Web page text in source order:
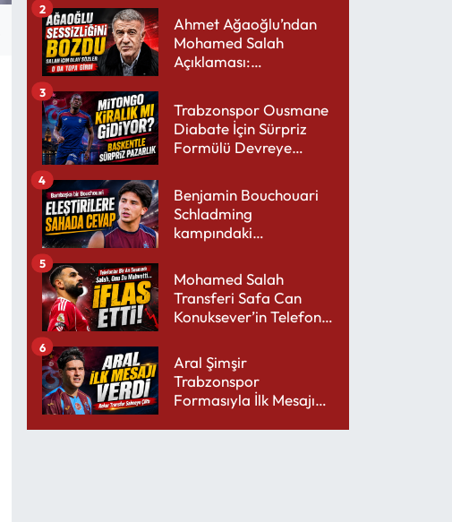
Ahmet Ağaoğlu’ndan
Mohamed Salah
Açıklaması:
2
Trabzonspor Ousmane
Diabate İçin Sürpriz
Formülü Devreye
3
Benjamin Bouchouari
Schladming
kampındaki
4
Mohamed Salah
Transferi Safa Can
Konuksever’in Telefon
5
Aral Şimşir
Trabzonspor
Formasıyla İlk Mesajını
6